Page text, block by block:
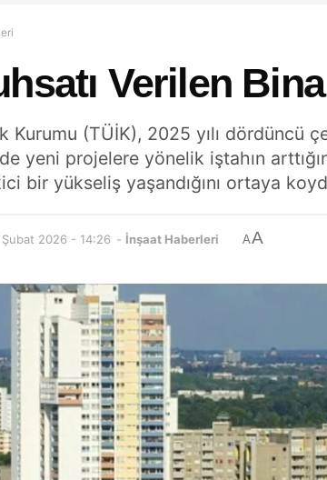
Verilen
Kurumu (TÜİK), 2025 yılı dördüncü
yeni projelere yönelik iştahın
bir yükseliş yaşandığını ortaya
Şubat 2026 - 14:26 - İnşaat Haberleri AA